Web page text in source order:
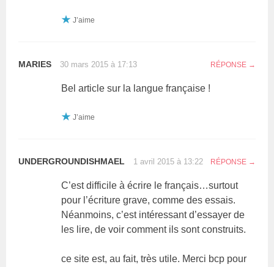
J’aime
MARIES 30 mars 2015 à 17:13 RÉPONSE
Bel article sur la langue française !
J’aime
UNDERGROUNDISHMAEL 1 avril 2015 à 13:22 RÉPONSE
C’est difficile à écrire le français…surtout
pour l’écriture grave, comme des essais.
Néanmoins, c’est intéressant d’essayer de
les lire, de voir comment ils sont construits.
ce site est, au fait, très utile. Merci bcp pour